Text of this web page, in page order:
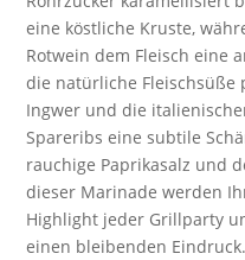
eine köstliche Kruste,
Rotwein dem Fleisch eine
die natürliche Fleischsüße
Ingwer und die
Spareribs eine subtile
rauchige Paprikasalz und
dieser Marinade werden
Highlight jeder Grillparty
einen bleibenden Eindruck.